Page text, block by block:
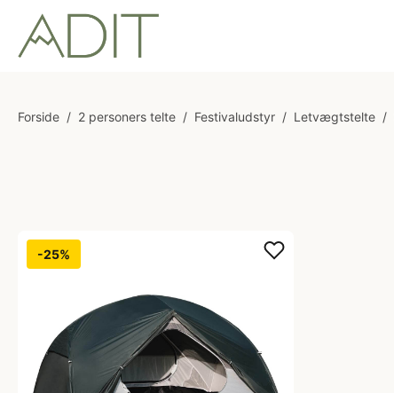
Forside / 2 personers telte / Festivaludstyr / Letvægtstelte /
-25%